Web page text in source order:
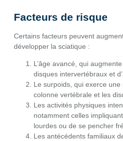
Facteurs de risque
Certains facteurs peuvent
développer la sciatique :
L’âge avancé, qui
disques intervertébraux et
Le surpoids, qui exerce
colonne vertébrale et les
Les activités physiques
notamment celles
lourdes ou de se pencher
Les antécédents familiaux